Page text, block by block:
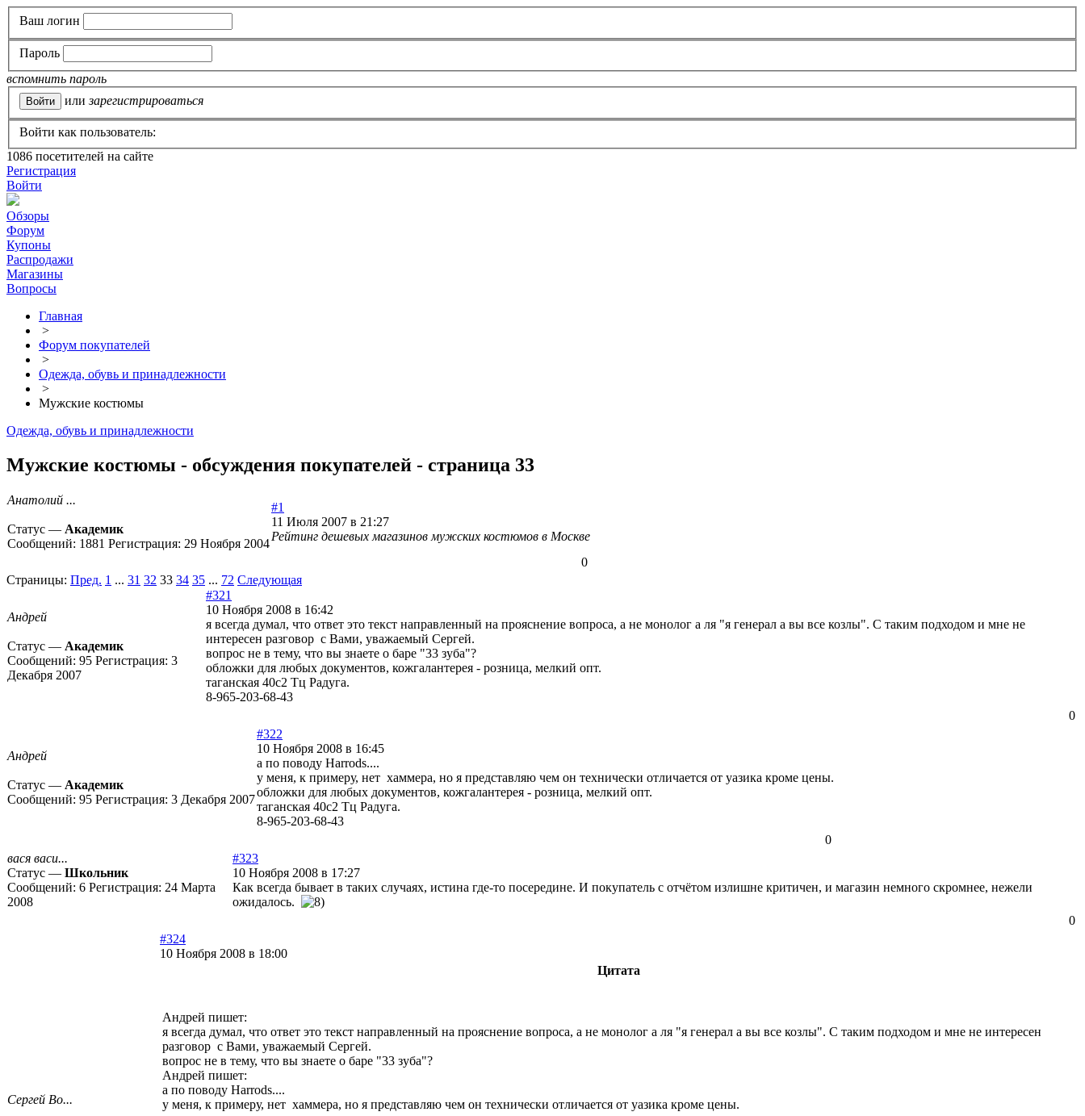
Ваш логин
Пароль
вспомнить пароль
или зарегистрироваться
Войти как пользователь:
1086 посетителей на сайте
Регистрация
Войти
Обзоры
Форум
Купоны
Распродажи
Магазины
Вопросы
Главная
>
Форум покупателей
>
Одежда, обувь и принадлежности
>
Мужские костюмы
Одежда, обувь и принадлежности
Мужские костюмы - обсуждения покупателей - страница 33
Анатолий ...
Статус — Академик
Сообщений: 1881 Регистрация: 29 Ноября 2004
#1
11 Июля 2007 в 21:27
Рейтинг дешевых магазинов мужских костюмов в Москве
0
Страницы: Пред. 1 ... 31 32 33 34 35 ... 72 Следующая
Андрей
Статус — Академик
Сообщений: 95 Регистрация: 3
Декабря 2007
#321
10 Ноября 2008 в 16:42
я всегда думал, что ответ это текст направленный на прояснение вопроса, а не монолог а ля "я генерал а вы все козлы". С таким подходом и мне не
интересен разговор с Вами, уважаемый Сергей.
вопрос не в тему, что вы знаете о баре "33 зуба"?
обложки для любых документов, кожгалантерея - розница, мелкий опт.
таганская 40с2 Тц Радуга.
8-965-203-68-43
0
Андрей
Статус — Академик
Сообщений: 95 Регистрация: 3 Декабря 2007
#322
10 Ноября 2008 в 16:45
а по поводу Harrods....
у меня, к примеру, нет хаммера, но я представляю чем он технически отличается от уазика кроме цены.
обложки для любых документов, кожгалантерея - розница, мелкий опт.
таганская 40с2 Тц Радуга.
8-965-203-68-43
0
вася васи...
Статус — Школьник
Сообщений: 6 Регистрация: 24 Марта
2008
#323
10 Ноября 2008 в 17:27
Как всегда бывает в таких случаях, истина где-то посередине. И покупатель с отчётом излишне критичен, и магазин немного скромнее, нежели
ожидалось.
0
Сергей Во...
#324
10 Ноября 2008 в 18:00
Цитата
Андрей пишет:
я всегда думал, что ответ это текст направленный на прояснение вопроса, а не монолог а ля "я генерал а вы все козлы". С таким подходом и мне не интересен
разговор с Вами, уважаемый Сергей.
вопрос не в тему, что вы знаете о баре "33 зуба"?
Андрей пишет:
а по поводу Harrods....
у меня, к примеру, нет хаммера, но я представляю чем он технически отличается от уазика кроме цены.